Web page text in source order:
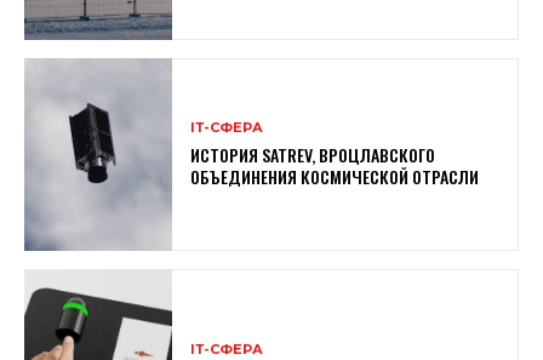
ІТ-СФЕРА
ИСТОРИЯ SATREV, ВРОЦЛАВСКОГО
ОБЪЕДИНЕНИЯ КОСМИЧЕСКОЙ ОТРАСЛИ
ІТ-СФЕРА